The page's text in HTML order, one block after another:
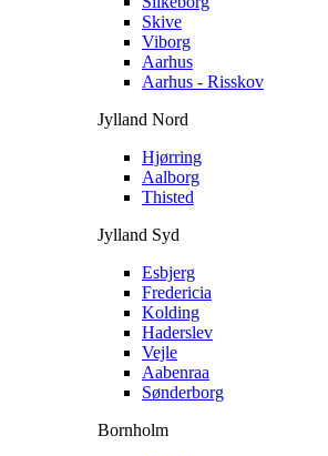
Skive
Viborg
Aarhus
Aarhus - Risskov
Jylland Nord
Hjørring
Aalborg
Thisted
Jylland Syd
Esbjerg
Fredericia
Kolding
Haderslev
Vejle
Aabenraa
Sønderborg
Bornholm